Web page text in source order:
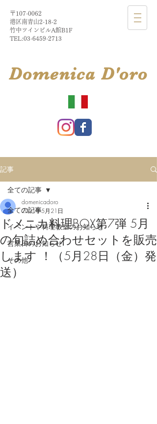
〒107-0062
港区南青山2-18-2​
​竹中ツインビルA館B1F
TEL:03-6459-2713
​DomenicaD'oro
記事
全ての記事
イベントや料理教室のお知らせ
営業日のお知らせ
その他
全ての記事
ドメニカ料理BOX第7弾 5月
の旬詰め合わせセットを販売
します ！（5月28日（金）発
送）
domenicadoro
2021年5月21日